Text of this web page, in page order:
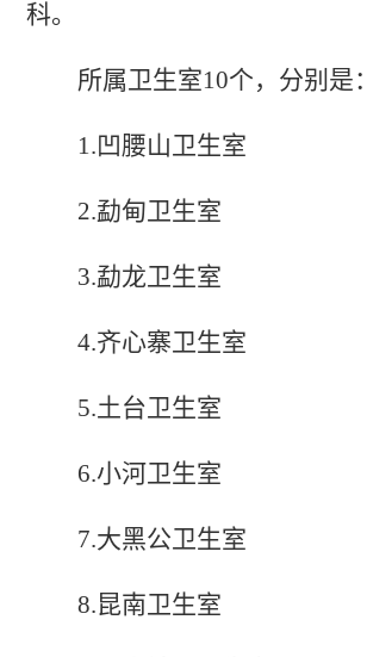
科。
所属卫生室10个，分别是：
1.凹腰山卫生室
2.勐甸卫生室
3.勐龙卫生室
4.齐心寨卫生室
5.土台卫生室
6.小河卫生室
7.大黑公卫生室
8.昆南卫生室